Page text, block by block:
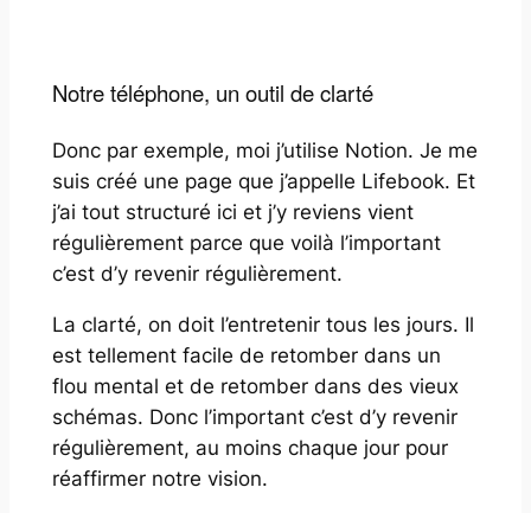
Notre téléphone, un outil de clarté
Donc par exemple, moi j’utilise Notion. Je me
suis créé une page que j’appelle Lifebook. Et
j’ai tout structuré ici et j’y reviens vient
régulièrement parce que voilà l’important
c’est d’y revenir régulièrement.
La clarté, on doit l’entretenir tous les jours. Il
est tellement facile de retomber dans un
flou mental et de retomber dans des vieux
schémas. Donc l’important c’est d’y revenir
régulièrement, au moins chaque jour pour
réaffirmer notre vision.